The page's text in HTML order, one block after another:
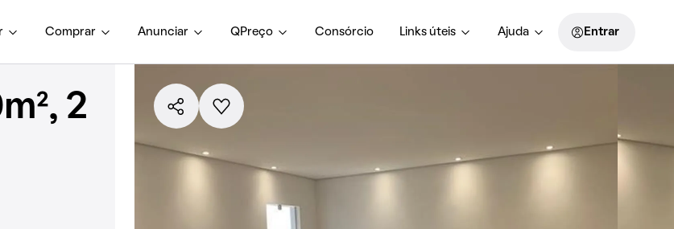
Comprar Anunciar QPreço Consórcio Links úteis Ajuda Entrar
2